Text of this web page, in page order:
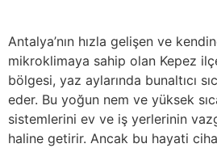
Antalya’nın hızla gelişen ve
mikroklimaya sahip olan Kepez
bölgesi, yaz aylarında bunaltıcı
eder. Bu yoğun nem ve yüksek
sistemlerini ev ve iş yerlerinin
haline getirir. Ancak bu hayati